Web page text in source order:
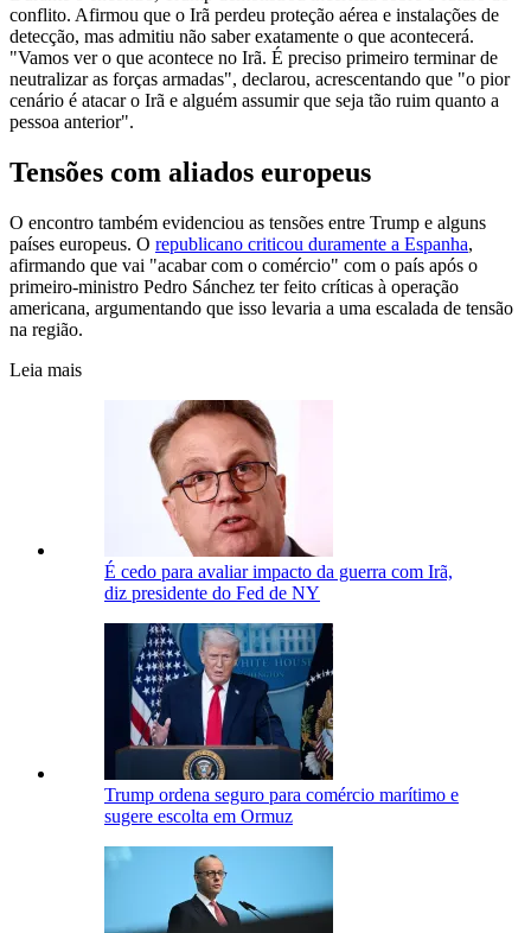
conflito. Afirmou que o Irã perdeu proteção aérea e instalações de
detecção, mas admitiu não saber exatamente o que acontecerá.
"Vamos ver o que acontece no Irã. É preciso primeiro terminar de
neutralizar as forças armadas", declarou, acrescentando que "o pior
cenário é atacar o Irã e alguém assumir que seja tão ruim quanto a
pessoa anterior".
Tensões com aliados europeus
O encontro também evidenciou as tensões entre Trump e alguns
países europeus. O republicano criticou duramente a Espanha,
afirmando que vai "acabar com o comércio" com o país após o
primeiro-ministro Pedro Sánchez ter feito críticas à operação
americana, argumentando que isso levaria a uma escalada de tensão
na região.
Leia mais
É cedo para avaliar impacto da guerra com Irã,
diz presidente do Fed de NY
Trump ordena seguro para comércio marítimo e
sugere escolta em Ormuz